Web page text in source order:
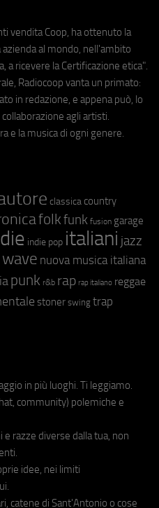
vendita Coop, ha ottenuto la
al mondo, nell'ambito
a ricevere la Certificazione etica".
Radiocoop vanta un primato:
in redazione, e appena può, lo
agli artisti.
e la musica di ogni genere.
classica country
folkfunk fusion garage
indie pop italiani jazz
nuova musica italiana
punk r&b rap rap italiano reggae
stoner swing trap
in più luoghi. Ti leggiamo.
community) polemiche e
razze diverse dalla tua, non
idee, nei limiti
catene di Sant'Antonio o cose